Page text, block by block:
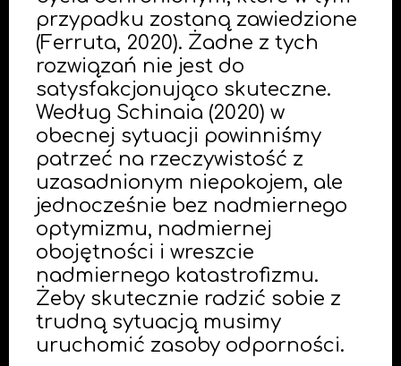
przypadku zostaną zawiedzione
(Ferruta, 2020). Żadne z tych
rozwiązań nie jest do
satysfakcjonująco skuteczne.
Według Schinaia (2020) w
obecnej sytuacji powinniśmy
patrzeć na rzeczywistość z
uzasadnionym niepokojem, ale
jednocześnie bez nadmiernego
optymizmu, nadmiernej
obojętności i wreszcie
nadmiernego katastrofizmu.
Żeby skutecznie radzić sobie z
trudną sytuacją musimy
uruchomić zasoby odporności.